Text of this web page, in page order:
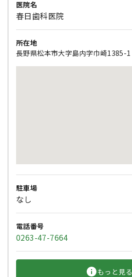
医院名
春日歯科医院
所在地
長野県松本市大字島内字巾崎1385-1
駐車場
なし
電話番号
0263-47-7664
もっと見る